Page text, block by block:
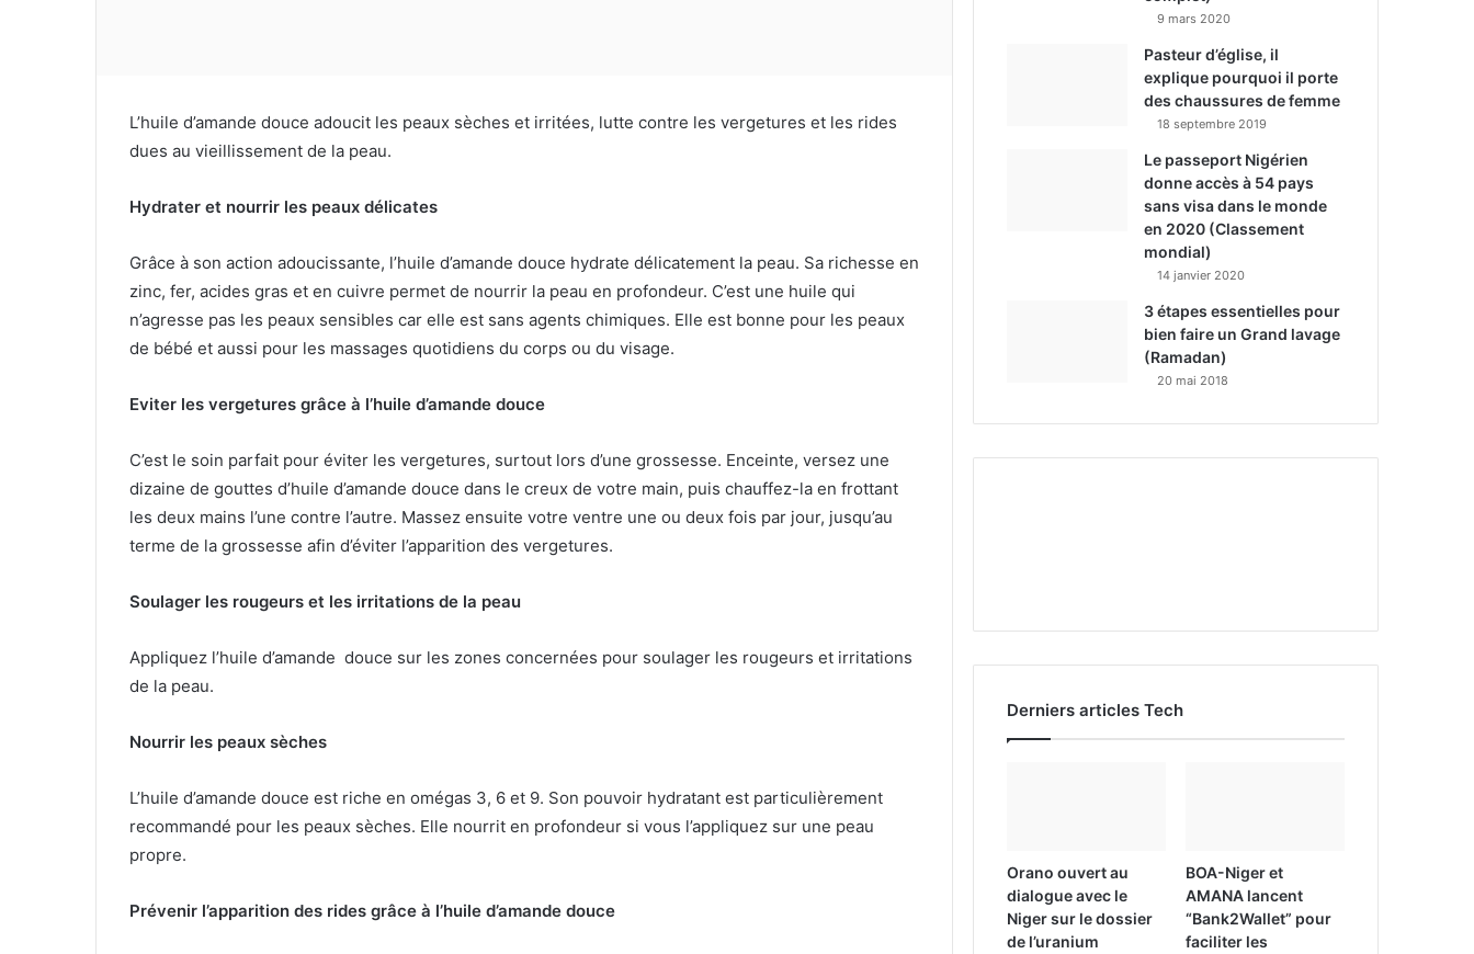
L’huile d’amande douce adoucit les peaux sèches et irritées, lutte contre les vergetures et les rides
dues au vieillissement de la peau.
Hydrater et nourrir les peaux délicates
Grâce à son action adoucissante, l’huile d’amande douce hydrate délicatement la peau. Sa richesse en
zinc, fer, acides gras et en cuivre permet de nourrir la peau en profondeur. C’est une huile qui
n’agresse pas les peaux sensibles car elle est sans agents chimiques. Elle est bonne pour les peaux
de bébé et aussi pour les massages quotidiens du corps ou du visage.
Eviter les vergetures grâce à l’huile d’amande douce
C’est le soin parfait pour éviter les vergetures, surtout lors d’une grossesse. Enceinte, versez une
dizaine de gouttes d’huile d’amande douce dans le creux de votre main, puis chauffez-la en frottant
les deux mains l’une contre l’autre. Massez ensuite votre ventre une ou deux fois par jour, jusqu’au
terme de la grossesse afin d’éviter l’apparition des vergetures.
Soulager les rougeurs et les irritations de la peau
Appliquez l’huile d’amande douce sur les zones concernées pour soulager les rougeurs et irritations
de la peau.
Nourrir les peaux sèches
L’huile d’amande douce est riche en omégas 3, 6 et 9. Son pouvoir hydratant est particulièrement
recommandé pour les peaux sèches. Elle nourrit en profondeur si vous l’appliquez sur une peau
propre.
Prévenir l’apparition des rides grâce à l’huile d’amande douce
9 mars 2020
Pasteur d’église, il
explique pourquoi il porte
des chaussures de femme
18 septembre 2019
Le passeport Nigérien
donne accès à 54 pays
sans visa dans le monde
en 2020 (Classement
mondial)
14 janvier 2020
3 étapes essentielles pour
bien faire un Grand lavage
(Ramadan)
20 mai 2018
Derniers articles Tech
Orano ouvert au
dialogue avec le
Niger sur le dossier
de l’uranium
BOA-Niger et
AMANA lancent
“Bank2Wallet” pour
faciliter les